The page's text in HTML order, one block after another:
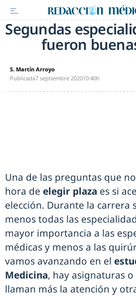
Segundas
fueron
S. Martín Arroyo
Publicada7 septiembre 202010:40h
Una de las preguntas que
hora de elegir plaza es si
elección. Durante la carrera
menos todas las
mayor importancia a las
médicas y menos a las
vamos avanzando en el
Medicina, hay asignaturas
llaman más la atención y